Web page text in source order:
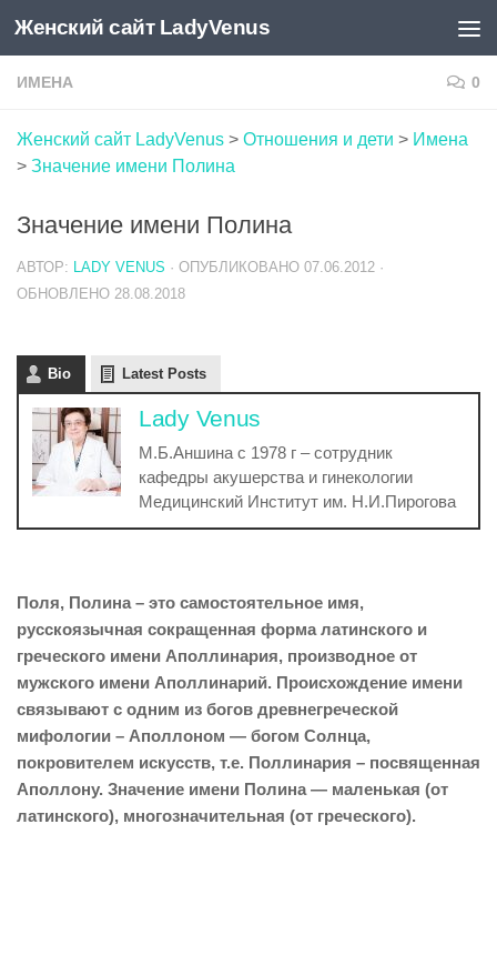
Skip to content
Женский сайт LadyVenus
ИМЕНА 0
Женский сайт LadyVenus > Отношения и дети > Имена
> Значение имени Полина
Значение имени Полина
АВТОР: LADY VENUS · ОПУБЛИКОВАНО 07.06.2012 ·
ОБНОВЛЕНО 28.08.2018
Bio Latest Posts
Lady Venus
М.Б.Аншина с 1978 г – сотрудник
кафедры акушерства и гинекологии
Медицинский Институт им. Н.И.Пирогова
Поля, Полина – это самостоятельное имя,
русскоязычная сокращенная форма латинского и
греческого имени Аполлинария, производное от
мужского имени Аполлинарий. Происхождение имени
связывают с одним из богов древнегреческой
мифологии – Аполлоном — богом Солнца,
покровителем искусств, т.е. Поллинария – посвященная
Аполлону. Значение имени Полина — маленькая (от
латинского), многозначительная (от греческого).